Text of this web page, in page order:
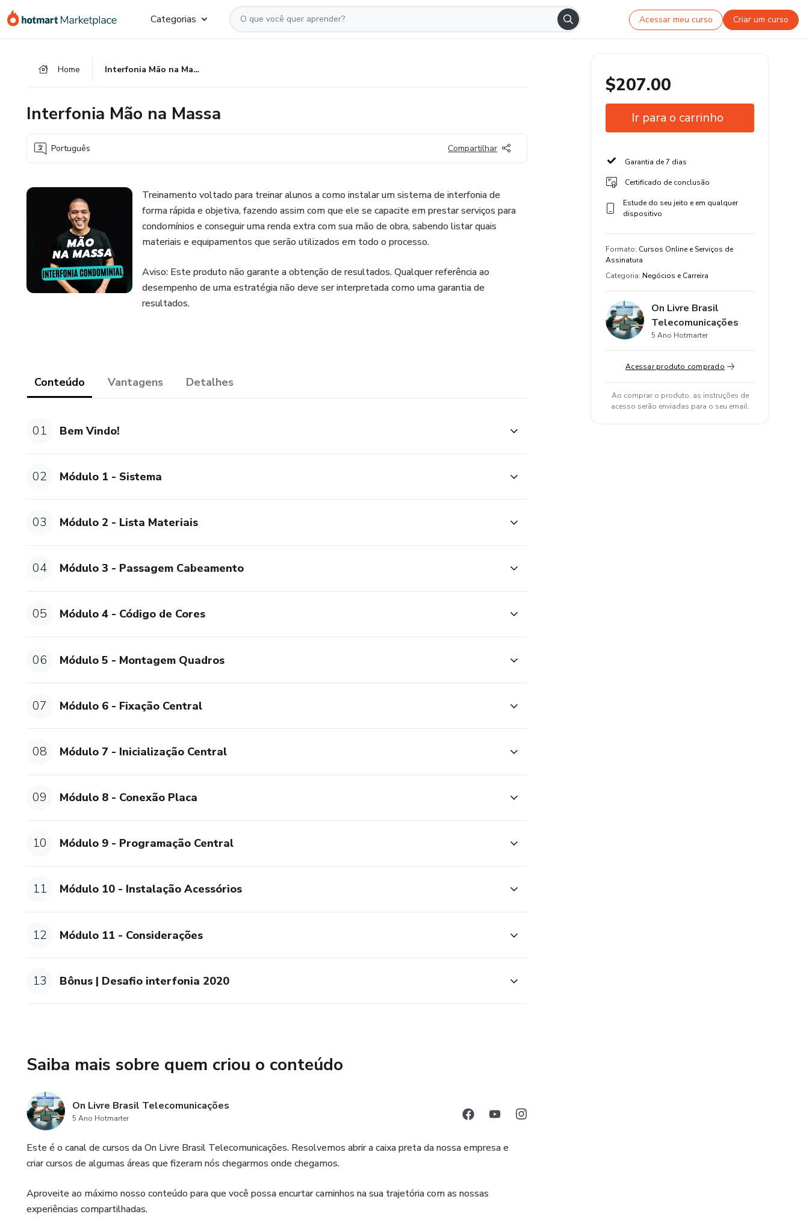
para
para
para
Categorias Acessar meu curso Criar um curso
Home Interfonia Mão na Massa
Interfonia Mão na Massa
Português Compartilhar
Treinamento voltado para treinar alunos a como instalar um sistema de interfonia de
forma rápida e objetiva, fazendo assim com que ele se capacite em prestar serviços para
condomínios e conseguir uma renda extra com sua mão de obra, sabendo listar quais
materiais e equipamentos que serão utilizados em todo o processo.
Aviso: Este produto não garante a obtenção de resultados. Qualquer referência ao
desempenho de uma estratégia não deve ser interpretada como uma garantia de
resultados.
Conteúdo Vantagens Detalhes
01 Bem Vindo!
02 Módulo 1 - Sistema
03 Módulo 2 - Lista Materiais
04 Módulo 3 - Passagem Cabeamento
05 Módulo 4 - Código de Cores
06 Módulo 5 - Montagem Quadros
07 Módulo 6 - Fixação Central
08 Módulo 7 - Inicialização Central
09 Módulo 8 - Conexão Placa
10 Módulo 9 - Programação Central
11 Módulo 10 - Instalação Acessórios
12 Módulo 11 - Considerações
13 Bônus | Desafio interfonia 2020
Saiba mais sobre quem criou o conteúdo
On Livre Brasil Telecomunicações
5 Ano Hotmarter
Este é o canal de cursos da On Livre Brasil Telecomunicações. Resolvemos abrir a caixa preta da nossa empresa e
criar cursos de algumas áreas que fizeram nós chegarmos onde chegamos.
Aproveite ao máximo nosso conteúdo para que você possa encurtar caminhos na sua trajetória com as nossas
experiências compartilhadas.
$207.00
Ir para o carrinho
Garantia de 7 dias
Certificado de conclusão
Estude do seu jeito e em qualquer
dispositivo
Formato: Cursos Online e Serviços de
Assinatura
Categoria: Negócios e Carreira
On Livre Brasil
Telecomunicações
5 Ano Hotmarter
Acessar produto comprado
Ao comprar o produto, as instruções de
acesso serão enviadas para o seu email.